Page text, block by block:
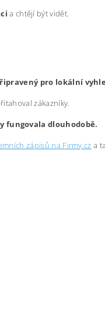
a chtějí být vidět.
pro lokální
zákazníky.
fungovala dlouhodobě.
zápisů na Firmy.cz a